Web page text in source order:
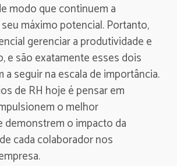
modo que continuem a
máximo potencial. Portanto,
gerenciar a produtividade e
e são exatamente esses dois
a seguir na escala de importância.
de RH hoje é pensar em
o melhor
demonstrem o impacto da
cada colaborador nos